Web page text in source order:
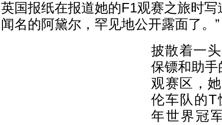
英国报纸在报道她的F1观赛之旅时写
闻名的阿黛尔，罕见地公开露面了。”
披散着一
保镖和助
观赛区，
伦车队的T
年世界冠